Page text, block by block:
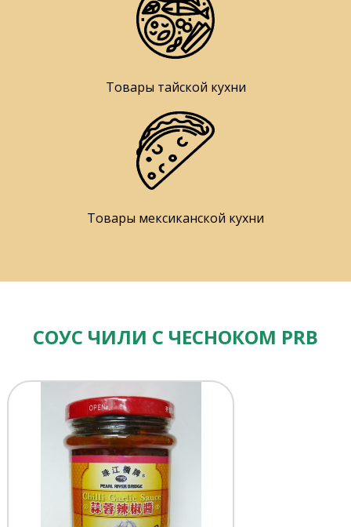
Товары тайской кухни
Товары мексиканской кухни
СОУС ЧИЛИ С ЧЕСНОКОМ PRB